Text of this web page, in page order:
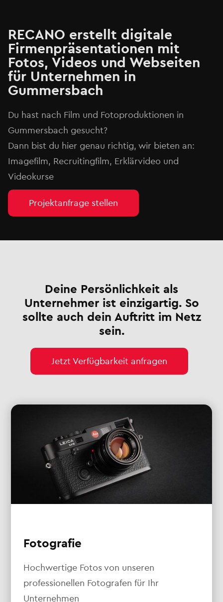
RECANO erstellt digitale
Firmenpräsentationen mit
Fotos, Videos und Webseiten
für Unternehmen in
Gummersbach
Du hast nach Film und Fotoproduktionen in
Gummersbach gesucht?
Dann bist du hier genau richtig, wir bieten an:
Imagefilm, Recruitingfilm, Erklärvideo und
Videokurse
Projektanfrage stellen
Deine Persönlichkeit als
Unternehmer ist einzigartig. So
sollte auch dein Auftritt im Netz
sein.
Jetzt Verfügbarkeit anfragen
Fotografie
Hochwertige Fotos von unseren
professionellen Fotografen für Ihr
Unternehmen